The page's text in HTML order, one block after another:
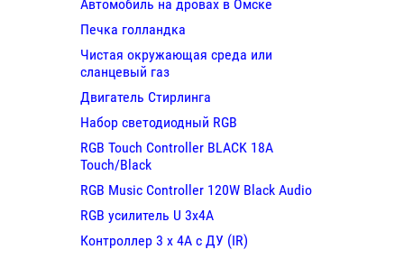
Автомобиль на дровах в Омске
Печка голландка
Чистая окружающая среда или
сланцевый газ
Двигатель Стирлинга
Набор светодиодный RGB
RGB Touch Controller BLACK 18A
Touch/Black
RGB Music Controller 120W Black Audio
RGB усилитель U 3х4A
Контроллер 3 х 4А с ДУ (IR)